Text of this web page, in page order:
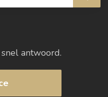
antwoord.